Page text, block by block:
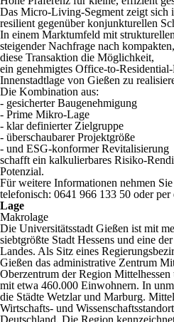
Das Micro-Living-Segment zeigt sich
resilient gegenüber konjunkturellen
In einem Marktumfeld mit
steigender Nachfrage nach
diese Transaktion die Möglichkeit,
ein genehmigtes Office-to-
Innenstadtlage von Gießen zu
Die Kombination aus:
- gesicherter Baugenehmigung
- Prime Mikro-Lage
- klar definierter Zielgruppe
- überschaubarer Projektgröße
- und ESG-konformer Revitalisierung
schafft ein kalkulierbares Risiko-
Potenzial.
Für weitere Informationen nehmen
telefonisch: 0641 966 133 50 oder
Lage
Makrolage
Die Universitätsstadt Gießen ist mit
siebtgrößte Stadt Hessens und eine
Landes. Als Sitz eines
Gießen das administrative Zentrum
Oberzentrum der Region
mit etwa 460.000 Einwohnern. In
die Städte Wetzlar und Marburg.
Wirtschafts- und
Deutschland. Die Region